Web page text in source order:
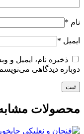
نام *
ایمیل *
ذخیره نام، ایمیل و
دوباره دیدگاهی
محصولات